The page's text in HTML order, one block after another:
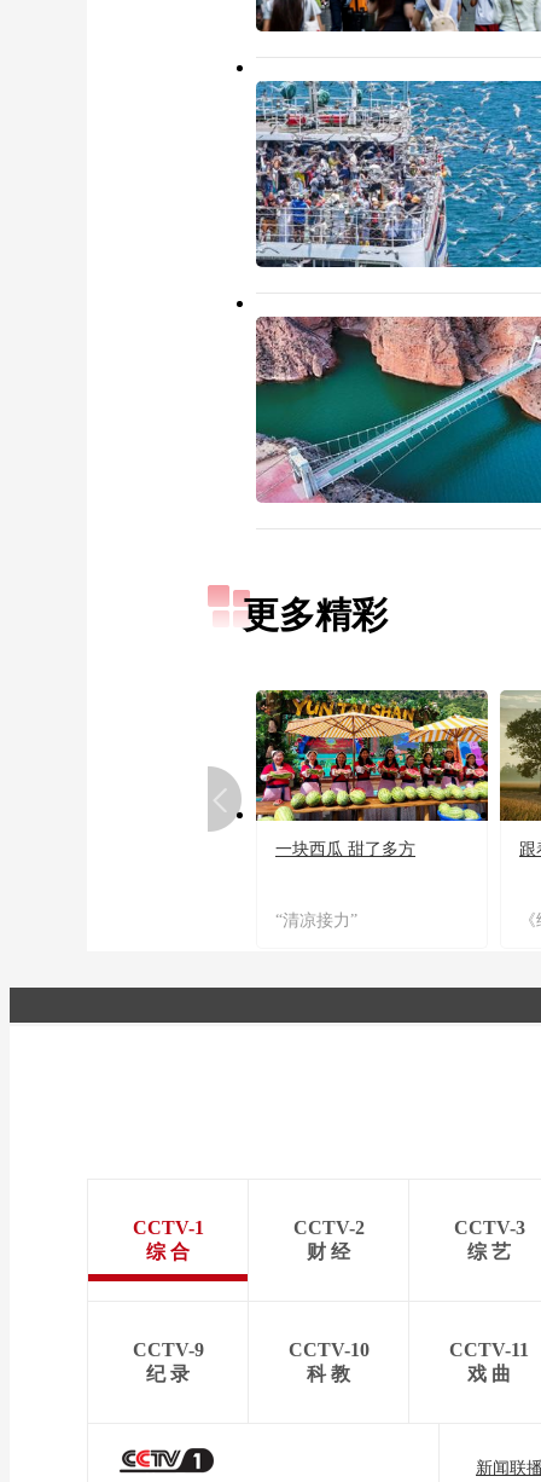
更多精彩
一块西瓜 甜了多方
“清凉接力”
跟
CCTV-1
综 合
CCTV-2
财 经
CCTV-3
综 艺
CCTV-9
纪 录
CCTV-10
科 教
CCTV-11
戏 曲
新闻联